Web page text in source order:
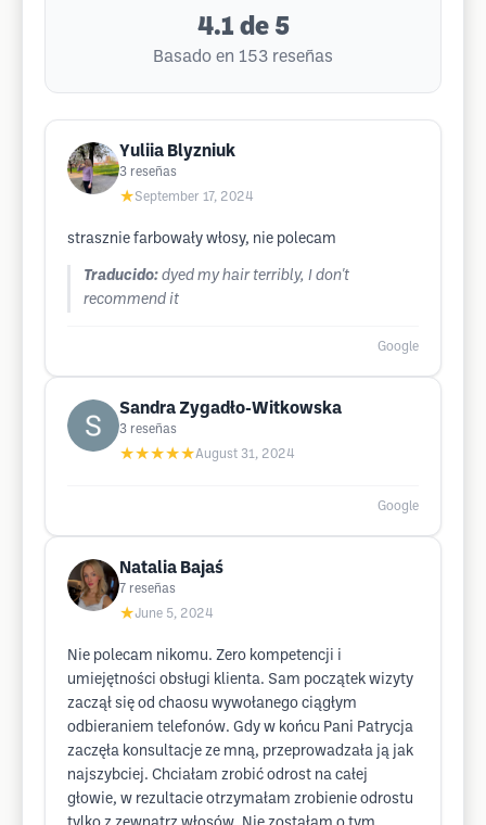
4.1 de 5
Basado en 153 reseñas
Yuliia Blyzniuk
3 reseñas
★September 17, 2024
strasznie farbowały włosy, nie polecam
Traducido: dyed my hair terribly, I don't
recommend it
Google
Sandra Zygadło-Witkowska
3 reseñas
★★★★★August 31, 2024
Google
Natalia Bajaś
7 reseñas
★June 5, 2024
Nie polecam nikomu. Zero kompetencji i
umiejętności obsługi klienta. Sam początek wizyty
zaczął się od chaosu wywołanego ciągłym
odbieraniem telefonów. Gdy w końcu Pani Patrycja
zaczęła konsultacje ze mną, przeprowadzała ją jak
najszybciej. Chciałam zrobić odrost na całej
głowie, w rezultacie otrzymałam zrobienie odrostu